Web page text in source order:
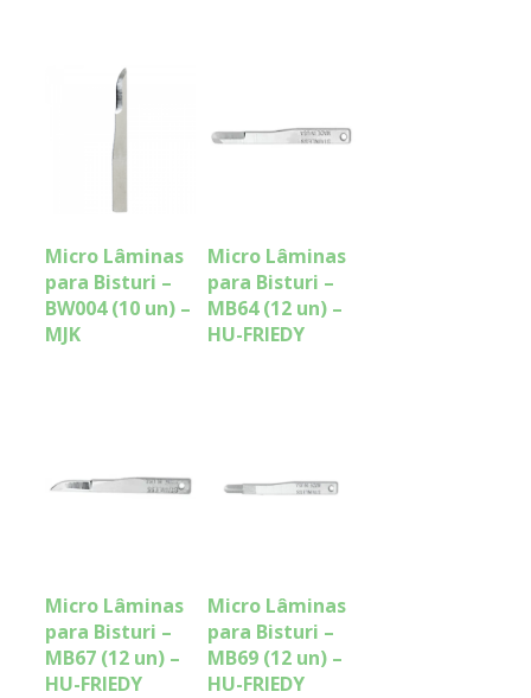
Micro Lâminas
para Bisturi –
BW004 (10 un) –
MJK
Micro Lâminas
para Bisturi –
MB64 (12 un) –
HU-FRIEDY
Micro Lâminas
para Bisturi –
MB67 (12 un) –
HU-FRIEDY
Micro Lâminas
para Bisturi –
MB69 (12 un) –
HU-FRIEDY